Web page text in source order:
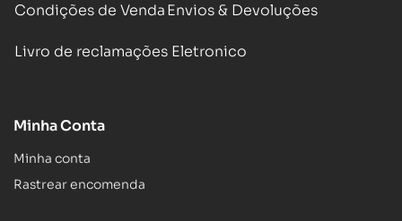
Condições de VendaEnvios & Devoluções
Livro de reclamações Eletronico
Minha Conta
Minha conta
Rastrear encomenda